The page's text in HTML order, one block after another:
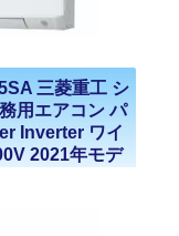
三菱重工 シ
用エアコン パ
Inverter ワイ
2021年モデ